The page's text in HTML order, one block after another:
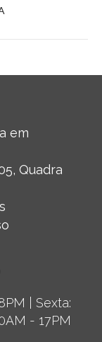
em
Quadra
| Sexta:
- 17PM